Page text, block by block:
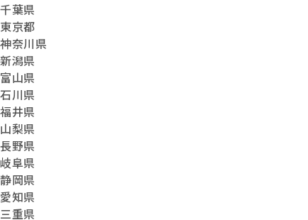
千葉県
東京都
神奈川県
新潟県
富山県
石川県
福井県
山梨県
長野県
岐阜県
静岡県
愛知県
三重県